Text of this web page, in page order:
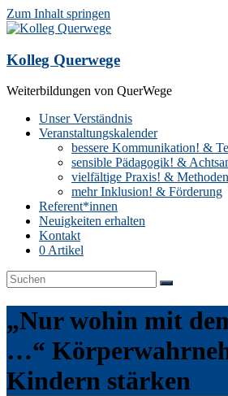
Zum Inhalt springen
Kolleg Querwege
Weiterbildungen von QuerWege
Unser Verständnis
Veranstaltungskalender
bessere Kommunikation! &
sensible Pädagogik! &
vielfältige Praxis! & Methoden
mehr Inklusion! & Förderung
Referent*innen
Neuigkeiten erhalten
Kontakt
0 Artikel
„Nur wohin mit
…“
Kindern stärken